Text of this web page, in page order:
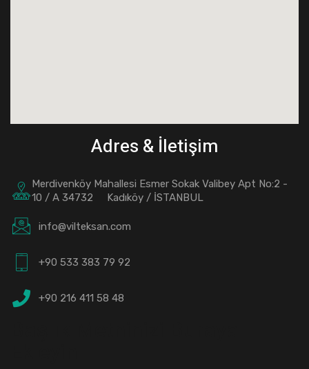
Adres & İletişim
Merdivenköy Mahallesi Esmer Sokak Valibey Apt No:2 -
10 / A 34732 Kadıköy / İSTANBUL
info@vilteksan.com
+90 533 383 79 92
+90 216 411 58 48